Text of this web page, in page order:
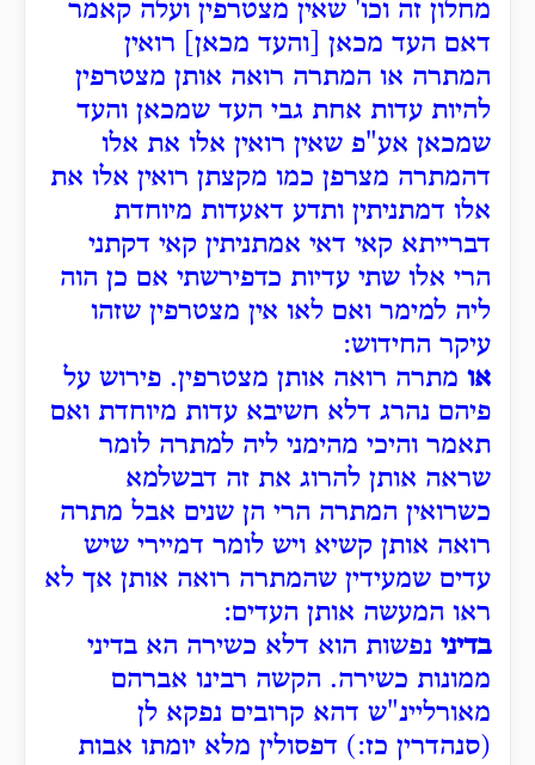
מחלון זה וכו' שאין מצטרפין ועלה קאמר
דאם העד מכאן [והעד מכאן] רואין
המתרה או המתרה רואה אותן מצטרפין
להיות עדות אחת גבי העד שמכאן והעד
שמכאן אע"פ שאין רואין אלו את אלו
דהמתרה מצרפן כמו מקצתן רואין אלו את
אלו דמתניתין ותדע דאעדות מיוחדת
דברייתא קאי דאי אמתניתין קאי דקתני
הרי אלו שתי עדיות כדפירשתי אם כן הוה
ליה למימר ואם לאו אין מצטרפין שזהו
עיקר החידוש:
או מתרה רואה אותן מצטרפין. פירוש על
פיהם נהרג דלא חשיבא עדות מיוחדת ואם
תאמר והיכי מהימני ליה למתרה לומר
שראה אותן להרוג את זה דבשלמא
כשרואין המתרה הרי הן שנים אבל מתרה
רואה אותן קשיא ויש לומר דמיירי שיש
עדים שמעידין שהמתרה רואה אותן אך לא
ראו המעשה אותן העדים:
בדיני נפשות הוא דלא כשירה הא בדיני
ממונות כשירה. הקשה רבינו אברהם
מאורליינ"ש דהא קרובים נפקא לן
(סנהדרין כז:) דפסולין מלא יומתו אבות